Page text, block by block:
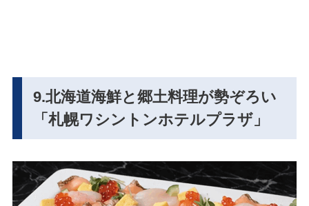
9.北海道海鮮と郷土料理が勢ぞろい
「札幌ワシントンホテルプラザ」